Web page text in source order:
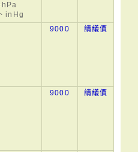
inHg
9000 請議價
9000 請議價